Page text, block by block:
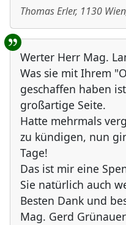
Thomas Erler, 1130 Wien
Werter Herr Mag.
Was sie mit Ihrem
geschaffen haben
großartige Seite.
Hatte mehrmals
zu kündigen, nun
Tage!
Das ist mir eine
Sie natürlich auch
Besten Dank und
Mag. Gerd Grünauer